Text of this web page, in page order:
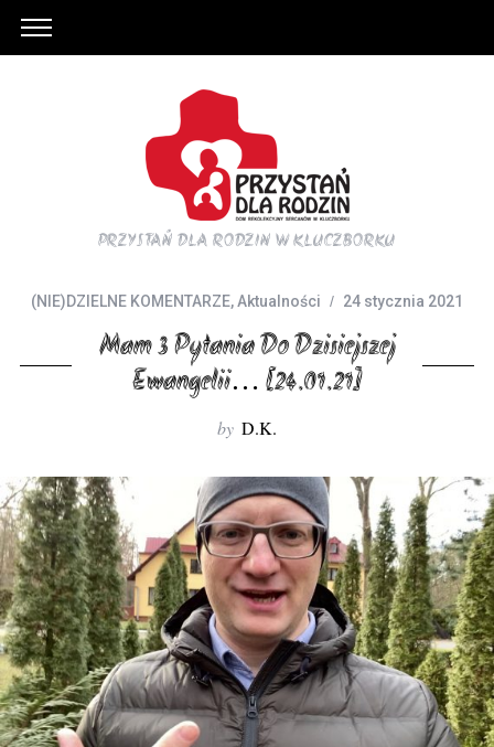
PRZYSTAŃ DLA RODZIN W KLUCZBORKU
(NIE)DZIELNE KOMENTARZE,Aktualności 24 stycznia 2021
Mam 3 Pytania Do Dzisiejszej
Ewangelii… [24.01.21]
by D.K.